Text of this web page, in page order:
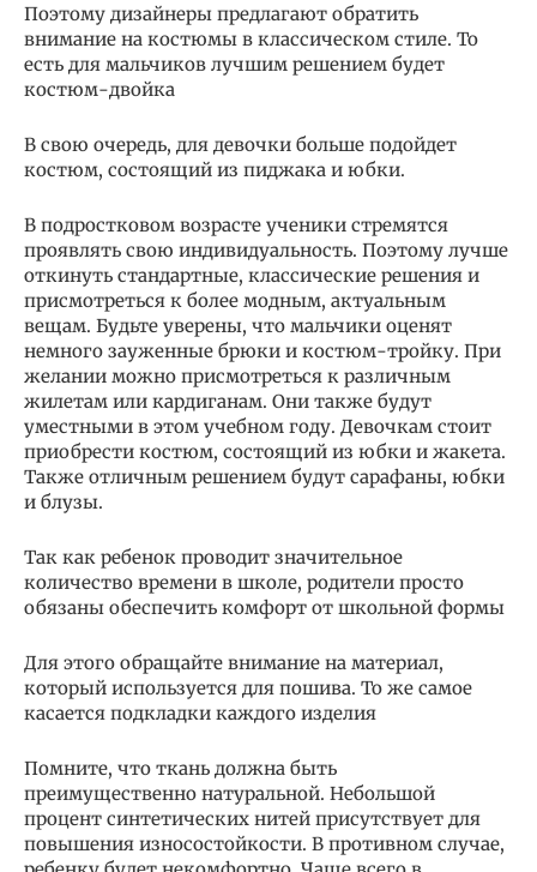
Поэтому дизайнеры предлагают обратить
внимание на костюмы в классическом стиле. То
есть для мальчиков лучшим решением будет
костюм-двойка
В свою очередь, для девочки больше подойдет
костюм, состоящий из пиджака и юбки.
В подростковом возрасте ученики стремятся
проявлять свою индивидуальность. Поэтому лучше
откинуть стандартные, классические решения и
присмотреться к более модным, актуальным
вещам. Будьте уверены, что мальчики оценят
немного зауженные брюки и костюм-тройку. При
желании можно присмотреться к различным
жилетам или кардиганам. Они также будут
уместными в этом учебном году. Девочкам стоит
приобрести костюм, состоящий из юбки и жакета.
Также отличным решением будут сарафаны, юбки
и блузы.
Так как ребенок проводит значительное
количество времени в школе, родители просто
обязаны обеспечить комфорт от школьной формы
Для этого обращайте внимание на материал,
который используется для пошива. То же самое
касается подкладки каждого изделия
Помните, что ткань должна быть
преимущественно натуральной. Небольшой
процент синтетических нитей присутствует для
повышения износостойкости. В противном случае,